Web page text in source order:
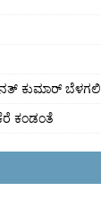
ಕುಮಾರ್ ಬೆಳಗಲಿ
ಕಂಡಂತೆ